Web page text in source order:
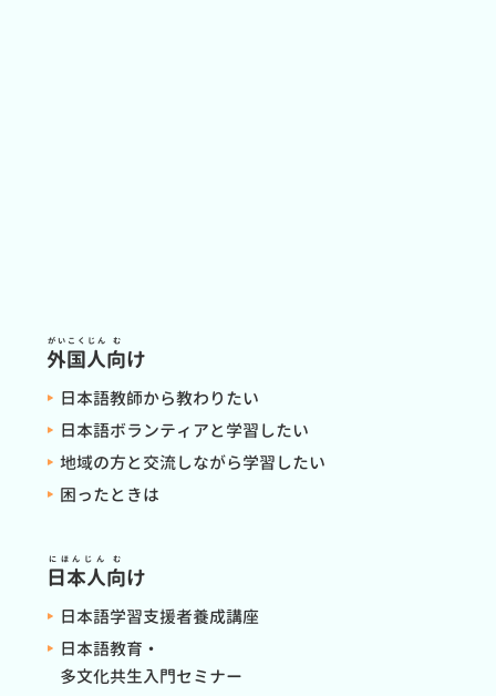
外国人
がいこくじん
向
む
け
日本語教師から教わりたい
日本語ボランティアと学習したい
地域の方と交流しながら学習したい
困ったときは
日本人
にほんじん
向
む
け
日本語学習支援者養成講座
日本語教育・
多文化共生入門セミナー